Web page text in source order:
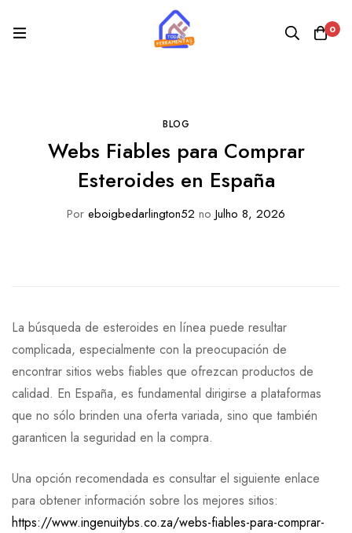
0
BLOG
Webs Fiables para Comprar
Esteroides en España
Por eboigbedarlington52 no Julho 8, 2026
La búsqueda de esteroides en línea puede resultar
complicada, especialmente con la preocupación de
encontrar sitios webs fiables que ofrezcan productos de
calidad. En España, es fundamental dirigirse a plataformas
que no sólo brinden una oferta variada, sino que también
garanticen la seguridad en la compra.
Una opción recomendada es consultar el siguiente enlace
para obtener información sobre los mejores sitios:
https://www.ingenuitybs.co.za/webs-fiables-para-comprar-